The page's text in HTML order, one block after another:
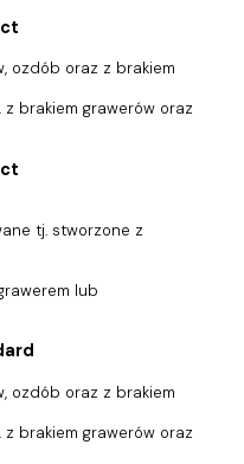
ozdób oraz z brakiem
brakiem grawerów oraz
tj. stworzone z
lub
ozdób oraz z brakiem
brakiem grawerów oraz